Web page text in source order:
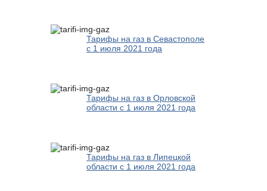
Тарифы на газ в Севастополе
с 1 июля 2021 года
Тарифы на газ в Орловской
области с 1 июля 2021 года
Тарифы на газ в Липецкой
области с 1 июля 2021 года